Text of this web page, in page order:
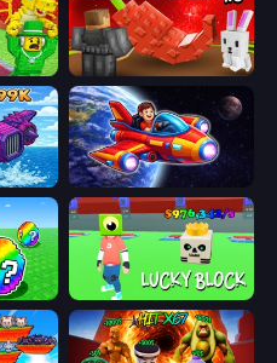
Catch Brainrots From Bosses Grow A Garden | Growden.io
Obby Plane Power Challenge: Fly Obby Space Challenge: Starships
Break a Lucky Egg Brainrots Lucky Block